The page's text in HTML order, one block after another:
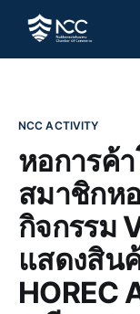
NCC ACTIVITY
หอการค้
สมาชิกห
กิจกรรม
แสดงสิน
HOREC